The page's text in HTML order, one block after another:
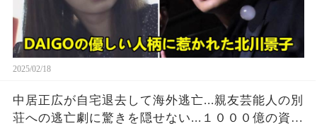
2025/02/18
中居正広が自宅退去して海外逃亡...親友芸能人の別
荘への逃亡劇に驚きを隠せない...１０００億の資産